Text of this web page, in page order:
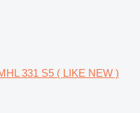
331 S5 ( LIKE NEW )